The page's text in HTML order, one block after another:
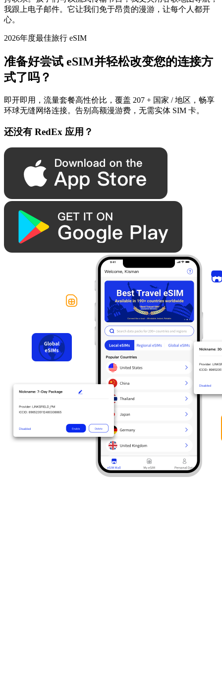
我跟上电子邮件。它让我们免于昂贵的漫游，让每个人都开
心。
2026年度最佳旅行 eSIM
准备好尝试 eSIM并轻松改变您的连接方
式了吗？
即开即用，流量套餐高性价比，覆盖 207 + 国家 / 地区，畅享
环球无缝网络连接。告别高额漫游费，无需实体 SIM 卡。
还没有 RedEx 应用？